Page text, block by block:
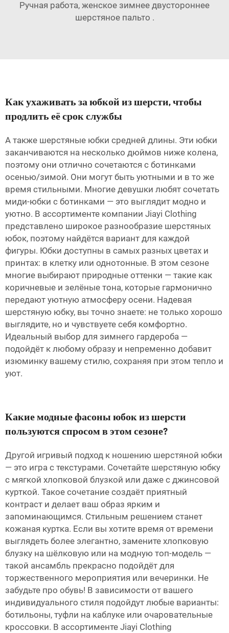
Ручная работа, женское зимнее двустороннее
шерстяное пальто .
Как ухаживать за юбкой из шерсти, чтобы
продлить её срок службы
А также шерстяные юбки средней длины. Эти юбки
заканчиваются на несколько дюймов ниже колена,
поэтому они отлично сочетаются с ботинками
осенью/зимой. Они могут быть уютными и в то же
время стильными. Многие девушки любят сочетать
миди-юбки с ботинками — это выглядит модно и
уютно. В ассортименте компании Jiayi Clothing
представлено широкое разнообразие шерстяных
юбок, поэтому найдётся вариант для каждой
фигуры. Юбки доступны в самых разных цветах и
принтах: в клетку или однотонные. В этом сезоне
многие выбирают природные оттенки — такие как
коричневые и зелёные тона, которые гармонично
передают уютную атмосферу осени. Надевая
шерстяную юбку, вы точно знаете: не только хорошо
выглядите, но и чувствуете себя комфортно.
Идеальный выбор для зимнего гардероба —
подойдёт к любому образу и непременно добавит
изюминку вашему стилю, сохраняя при этом тепло и
уют.
Какие модные фасоны юбок из шерсти
пользуются спросом в этом сезоне?
Другой игривый подход к ношению шерстяной юбки
— это игра с текстурами. Сочетайте шерстяную юбку
с мягкой хлопковой блузкой или даже с джинсовой
курткой. Такое сочетание создаёт приятный
контраст и делает ваш образ ярким и
запоминающимся. Стильным решением станет
кожаная куртка. Если вы хотите время от времени
выглядеть более элегантно, замените хлопковую
блузку на шёлковую или на модную топ-модель —
такой ансамбль прекрасно подойдёт для
торжественного мероприятия или вечеринки. Не
забудьте про обувь! В зависимости от вашего
индивидуального стиля подойдут любые варианты:
ботильоны, туфли на каблуке или очаровательные
кроссовки. В ассортименте Jiayi Clothing